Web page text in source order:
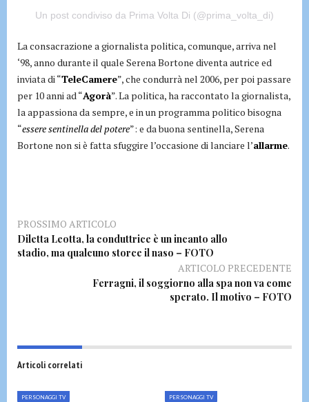
Un post condiviso da Prima Volta Di (@prima_volta_di)
La consacrazione a giornalista politica, comunque, arriva nel
‘98, anno durante il quale Serena Bortone diventa autrice ed
inviata di “TeleCamere”, che condurrà nel 2006, per poi passare
per 10 anni ad “Agorà”. La politica, ha raccontato la giornalista,
la appassiona da sempre, e in un programma politico bisogna
“essere sentinella del potere”: e da buona sentinella, Serena
Bortone non si è fatta sfuggire l’occasione di lanciare l’allarme.
PROSSIMO ARTICOLO
Diletta Leotta, la conduttrice è un incanto allo
stadio, ma qualcuno storce il naso – FOTO
ARTICOLO PRECEDENTE
Ferragni, il soggiorno alla spa non va come
sperato. Il motivo – FOTO
Articoli correlati
PERSONAGGI TV PERSONAGGI TV